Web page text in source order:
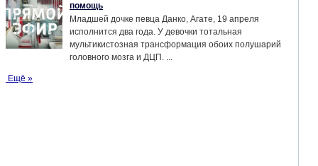
помощь
Младшей дочке певца Данко, Агате, 19 апреля
исполнится два года. У девочки тотальная
мультикистозная трансформация обоих полушарий
головного мозга и ДЦП. ...
Ещё »